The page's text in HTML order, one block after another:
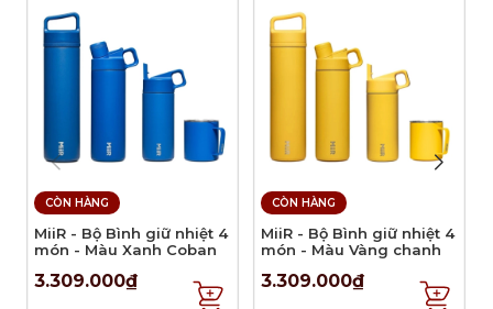
CÒN HÀNG
MiiR - Bộ Bình giữ nhiệt 4
món - Màu Xanh Coban
3.309.000₫
CÒN HÀNG
MiiR - Bộ Bình giữ nhiệt 4
món - Màu Vàng chanh
3.309.000₫